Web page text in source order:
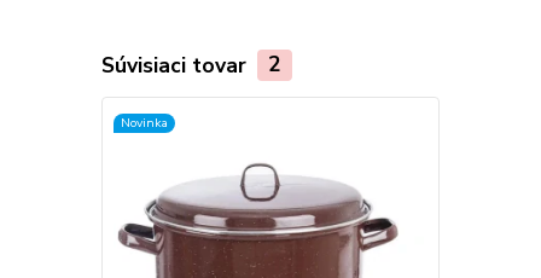
Súvisiaci tovar 2
Novinka